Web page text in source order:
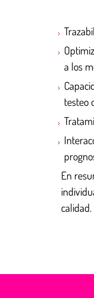
a los
testeo
En
calidad.